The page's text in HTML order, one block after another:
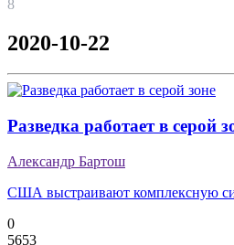
8
2020-10-22
Разведка работает в серой
Александр Бартош
США выстраивают комплексную
0
5653